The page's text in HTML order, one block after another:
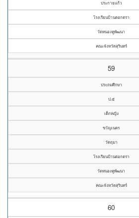
ประกายแก้ว
โรงเรียนบ้านตอกตรา
วัดหนองคูพัฒนา
คณะจังหวัดสุรินทร์
59
ประถมศึกษา
ป.๕
เด็กหญิง
ขวัญเนตร
วัดถุมา
โรงเรียนบ้านตอกตรา
วัดหนองคูพัฒนา
คณะจังหวัดสุรินทร์
60